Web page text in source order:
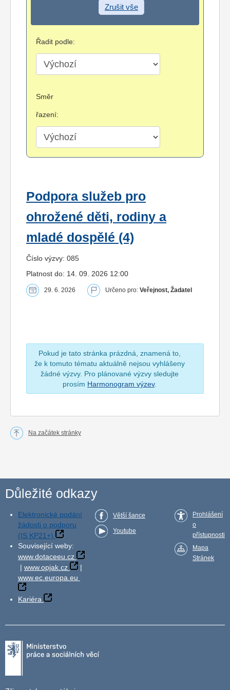
Zrušit vše
Řadit podle:
Směr
řazení:
Podpora služeb pro
ohrožené děti, rodiny a
mladé dospělé (4)
Číslo výzvy: 085
Platnost do: 14. 09. 2026 12:00
29. 6. 2026 Určeno pro: Veřejnost, Žadatel
Pokud je tato stránka prázdná, znamená to,
že k tomuto tématu aktuálně nejsou vyhlášeny
žádné výzvy. Pro plánované výzvy sledujte
prosím Harmonogram výzev.
Na začátek stránky
Důležité odkazy
Elektronické podání
žádosti o podporu
(IS KP21+)
Související weby:
www.dotaceeu.cz
| www.opjak.cz
|
www.ec.europa.eu
Kariéra
Větší šance
Youtube
Prohlášení
o
přístupnosti
Mapa
Stránek